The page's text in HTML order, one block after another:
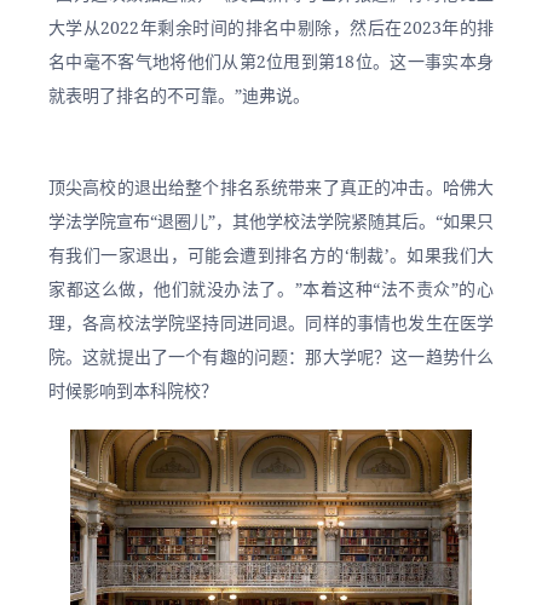
大学从2022年剩余时间的排名中剔除，然后在2023年的排
名中毫不客气地将他们从第2位甩到第18位。这一事实本身
就表明了排名的不可靠。”迪弗说。
顶尖高校的退出给整个排名系统带来了真正的冲击。哈佛大
学法学院宣布“退圈儿”，其他学校法学院紧随其后。“如果只
有我们一家退出，可能会遭到排名方的‘制裁’。如果我们大
家都这么做，他们就没办法了。”本着这种“法不责众”的心
理，各高校法学院坚持同进同退。同样的事情也发生在医学
院。这就提出了一个有趣的问题：那大学呢？这一趋势什么
时候影响到本科院校？